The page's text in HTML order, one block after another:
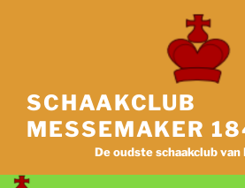
SCHAAKCLUB
MESSEMAKER
De oudste schaakclub van